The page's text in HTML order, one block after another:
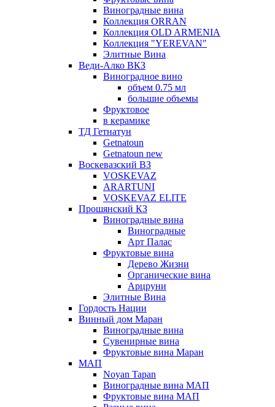
Виноградные вина
Коллекция ORRAN
Коллекция OLD ARMENIA
Коллекция "YEREVAN"
Элитные Вина
Веди-Алко ВКЗ
Виноградное вино
объем 0.75 мл
большие объемы
Фруктовое
в керамике
ТД Гетнатун
Getnatoun
Getnatoun new
Воскевазский ВЗ
VOSKEVAZ
ARARTUNI
VOSKEVAZ ELITE
Прошянский КЗ
Виноградные вина
Виноградные
Арт Палас
Фруктовые вина
Дерево Жизни
Органические вина
Арцруни
Элитные Вина
Гордость Нации
Винный дом Маран
Виноградные вина
Сувенирные вина
Фруктовые вина Маран
МАП
Noyan Tapan
Виноградные вина МАП
Фруктовые вина МАП